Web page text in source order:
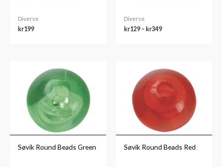
Diverse
kr199
Diverse
kr129 – kr349
Søvik Round Beads Green Søvik Round Beads Red